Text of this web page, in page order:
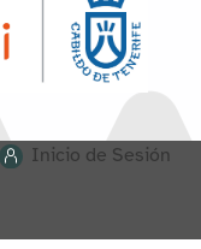
Inicio de Sesión